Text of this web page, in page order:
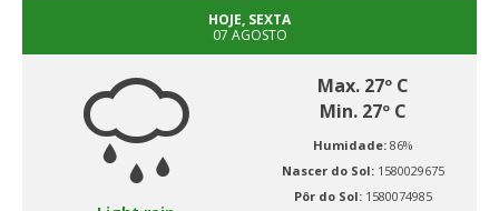
HOJE, SEXTA
07 AGOSTO
Max. 27º C
Min. 27º C
Humidade: 86%
Nascer do Sol: 1580029675
Pôr do Sol: 1580074985